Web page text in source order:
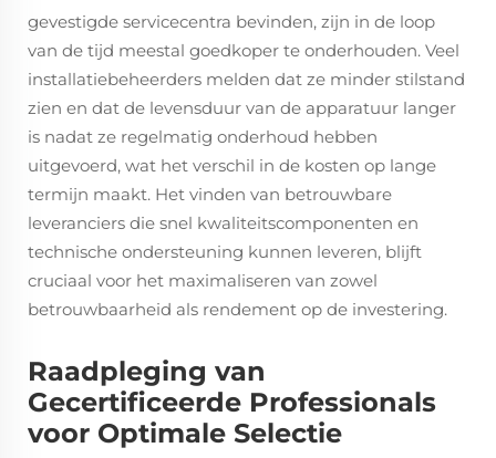
gevestigde servicecentra bevinden, zijn in de loop
van de tijd meestal goedkoper te onderhouden. Veel
installatiebeheerders melden dat ze minder stilstand
zien en dat de levensduur van de apparatuur langer
is nadat ze regelmatig onderhoud hebben
uitgevoerd, wat het verschil in de kosten op lange
termijn maakt. Het vinden van betrouwbare
leveranciers die snel kwaliteitscomponenten en
technische ondersteuning kunnen leveren, blijft
cruciaal voor het maximaliseren van zowel
betrouwbaarheid als rendement op de investering.
Raadpleging van
Gecertificeerde Professionals
voor Optimale Selectie